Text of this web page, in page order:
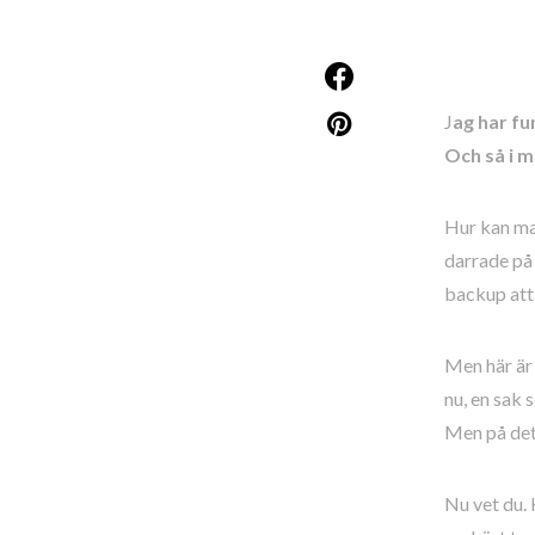
Jag har
Och så i
Hur kan
darrade
backup
Men här
nu, en sak
Men på
Nu vet du.